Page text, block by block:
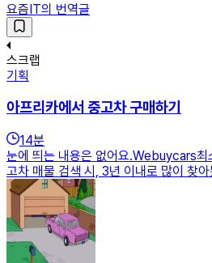
요즘IT의 번역글
스크랩
기획
아프리카에서 중고차 구매하기
14분
눈에 띄는 내용은 없어요.Webuycars최
고차 매물 검색 시, 3년 이내로 많이 찾